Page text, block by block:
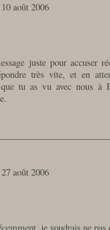
août 2006
juste pour accuser
très vite, et en
que tu as vu avec nous
août 2006
je voudrais ne